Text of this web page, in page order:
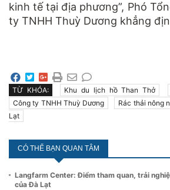
kinh tế tại địa phương”, Phó
ty TNHH Thuỳ Dương khẳng
TỪ KHÓA: Khu du lịch hồ Than Thở
Công ty TNHH Thuỳ Dương
Rác thải nông
Lạt
CÓ THỂ BẠN QUAN TÂM
Langfarm Center: Điểm tham quan, trải
của Đà Lạt